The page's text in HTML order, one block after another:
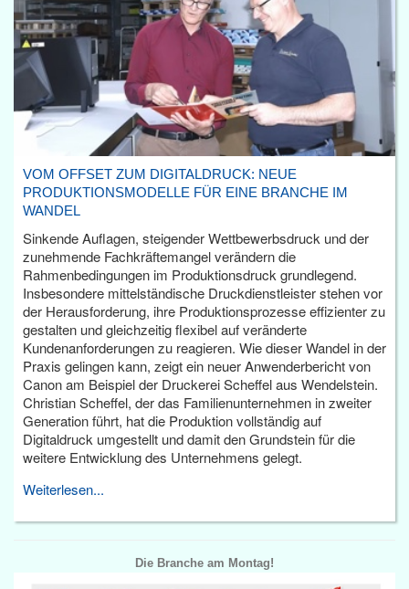
VOM OFFSET ZUM DIGITALDRUCK: NEUE
PRODUKTIONSMODELLE FÜR EINE BRANCHE IM
WANDEL
Sinkende Auflagen, steigender Wettbewerbsdruck und der
zunehmende Fachkräftemangel verändern die
Rahmenbedingungen im Produktionsdruck grundlegend.
Insbesondere mittelständische Druckdienstleister stehen vor
der Herausforderung, ihre Produktionsprozesse effizienter zu
gestalten und gleichzeitig flexibel auf veränderte
Kundenanforderungen zu reagieren. Wie dieser Wandel in der
Praxis gelingen kann, zeigt ein neuer Anwenderbericht von
Canon am Beispiel der Druckerei Scheffel aus Wendelstein.
Christian Scheffel, der das Familienunternehmen in zweiter
Generation führt, hat die Produktion vollständig auf
Digitaldruck umgestellt und damit den Grundstein für die
weitere Entwicklung des Unternehmens gelegt.
Weiterlesen...
Die Branche am Montag!